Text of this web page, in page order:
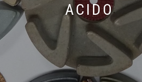
ACIDO